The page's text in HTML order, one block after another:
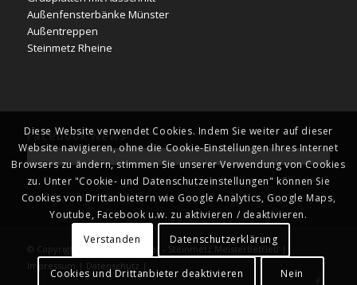
Außenfensterbänke Münster
Außentreppen
Steinmetz Rheine
Facebook News
© Copyright - Naturstein Kläver - Steinmetz Meisterbetrieb |
Impressum | Datenschutz |
Diese Website verwendet Cookies. Indem Sie weiter auf dieser
Website navigieren, ohne die Cookie-Einstellungen Ihres Internet
Browsers zu ändern, stimmen Sie unserer Verwendung von Cookies
zu. Unter "Cookie- und Datenschutzeinstellungen" können Sie
Cookies von Drittanbietern wie Google Analytics, Google Maps,
Youtube, Facebook u.w. zu aktivieren / deaktivieren.
Verstanden
Datenschutzerklärung
Cookies und Drittanbieter deaktivieren Nein